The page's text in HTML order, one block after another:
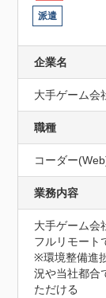
派遣
企業名
大手ゲーム会
職種
コーダー
業務内容
大手ゲーム会
フルリモート
※環境整備進
況や当社都合
ただける